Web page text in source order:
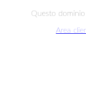
Questo
Area